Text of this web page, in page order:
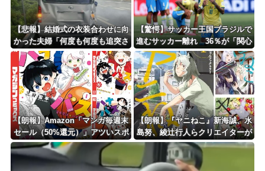
【悲報】結婚式の衣装合わせに向
かった夫婦「何度も何度も追突さ
れ…何が目的か本当に理解できな
い」東名高速で続いた約1.7キロ
の追突
【驚愕】サッカー王国ブラジルで
進むサッカー離れ 36％が「関心
なし」
【朗報】Amazon「マンガ毎週末
セール（50%還元）」アツいスポ
ーツマンガ祭り最終日到来！！！
【朗報】『ヤニねこ』新海誠、水
島努、綾辻行人らクリエイターが
絶賛ｗｗｗｗｗｗｗｗｗ